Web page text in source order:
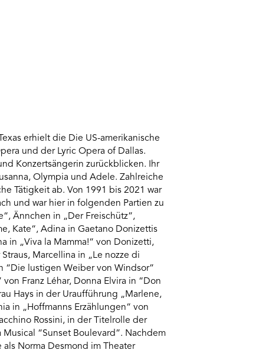
erhielt die Die US-amerikanische
und der Lyric Opera of Dallas.
Konzertsängerin zurückblicken. Ihr
Olympia und Adele. Zahlreiche
Tätigkeit ab. Von 1991 bis 2021 war
und war hier in folgenden Partien zu
Ännchen in „Der Freischütz”,
Kate“, Adina in Gaetano Donizettis
in „Viva la Mamma!“ von Donizetti,
Marcellina in „Le nozze di
“Die lustigen Weiber von Windsor”
Franz Léhar, Donna Elvira in “Don
Hays in der Uraufführung „Marlene,
in „Hoffmanns Erzählungen“ von
Rossini, in der Titelrolle der
“Sunset Boulevard”. Nachdem
Norma Desmond im Theater